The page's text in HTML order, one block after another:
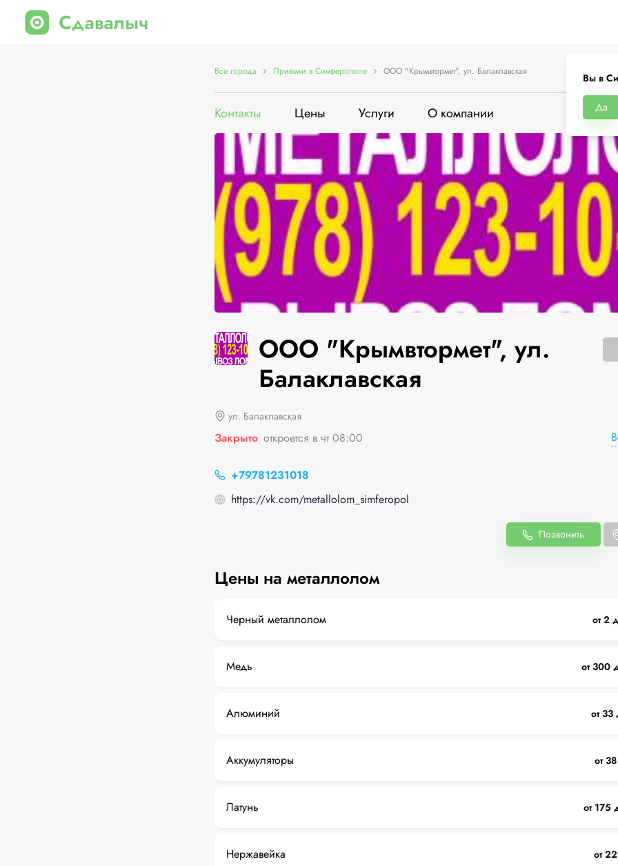
Вы в
Да
Все города Приёмки в Симферополе ООО "Крымвтормет", ул. Балаклавская
Контакты Цены Услуги О компании
ООО "Крымвтормет", ул.
Балаклавская
ул. Балаклавская
Закрыто откроется в чт 08:00
+79781231018
https://vk.com/metallolom_simferopol
Позвонить
Цены на металлолом
Черный металлолом от 2
Медь от 300
Алюминий от 33
Аккумуляторы от
Латунь от 175
Нержавейка от